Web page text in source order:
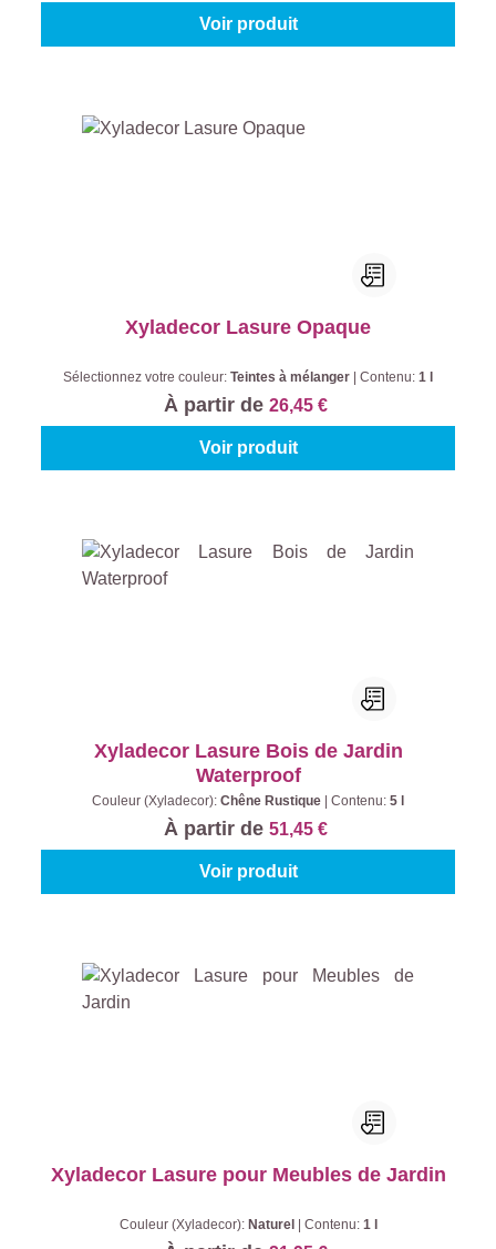
Voir produit
Xyladecor Lasure Opaque
Sélectionnez votre couleur: Teintes à mélanger Contenu: 1 l
À partir de 26,45 €
Voir produit
Xyladecor Lasure Bois de Jardin
Waterproof
Couleur (Xyladecor): Chêne Rustique Contenu: 5 l
À partir de 51,45 €
Voir produit
Xyladecor Lasure pour Meubles de Jardin
Couleur (Xyladecor): Naturel Contenu: 1 l